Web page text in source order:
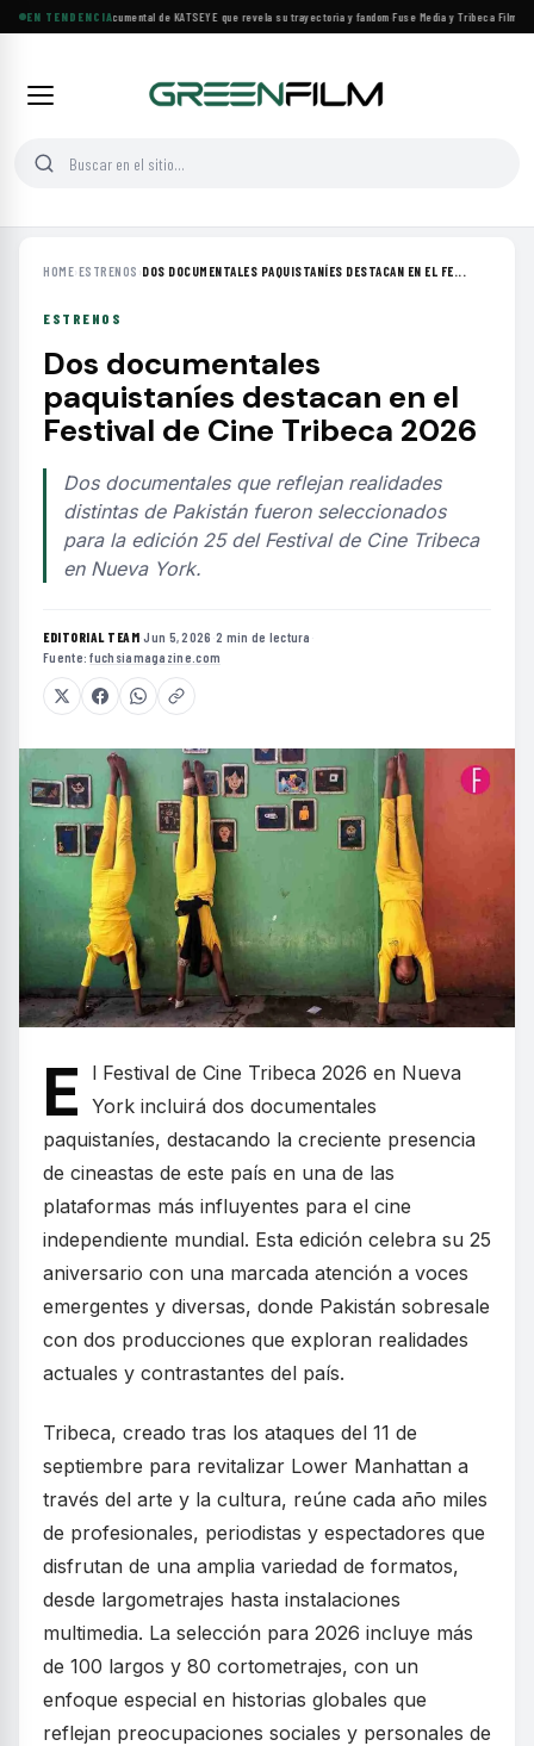
EN TENDENCIA
Llega a cines el documental de KATSEYE que revela su trayectoria y fandom·Fuse Media y Tribeca Films
HOME›ESTRENOS ›DOS DOCUMENTALES PAQUISTANÍES DESTACAN EN EL FE...
ESTRENOS
Dos documentales
paquistaníes destacan en el
Festival de Cine Tribeca 2026
Dos documentales que reflejan realidades
distintas de Pakistán fueron seleccionados
para la edición 25 del Festival de Cine Tribeca
en Nueva York.
EDITORIAL TEAM·Jun 5, 2026 ·2 min de lectura ·
Fuente:fuchsiamagazine.com
E
l Festival de Cine Tribeca 2026 en Nueva
York incluirá dos documentales
paquistaníes, destacando la creciente presencia
de cineastas de este país en una de las
plataformas más influyentes para el cine
independiente mundial. Esta edición celebra su 25
aniversario con una marcada atención a voces
emergentes y diversas, donde Pakistán sobresale
con dos producciones que exploran realidades
actuales y contrastantes del país.
Tribeca, creado tras los ataques del 11 de
septiembre para revitalizar Lower Manhattan a
través del arte y la cultura, reúne cada año miles
de profesionales, periodistas y espectadores que
disfrutan de una amplia variedad de formatos,
desde largometrajes hasta instalaciones
multimedia. La selección para 2026 incluye más
de 100 largos y 80 cortometrajes, con un
enfoque especial en historias globales que
reflejan preocupaciones sociales y personales de